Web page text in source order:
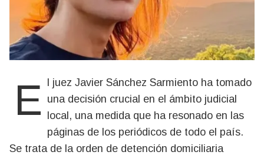
El juez Javier Sánchez Sarmiento ha tomado una decisión crucial en el ámbito judicial
local, una medida que ha resonado en las
páginas de los periódicos de todo el país.
Se trata de la orden de detención domiciliaria